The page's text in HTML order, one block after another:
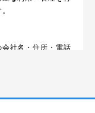
社名・住所・電話
す。